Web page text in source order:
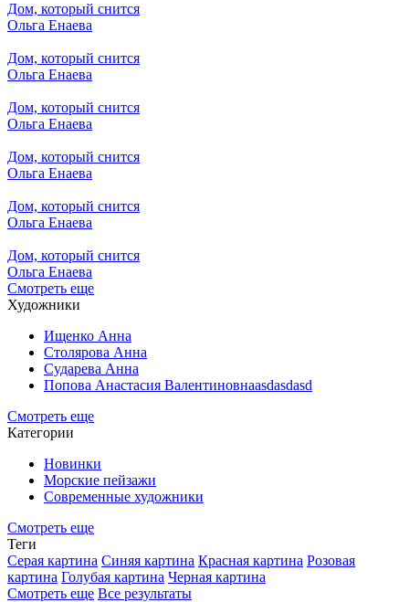
Дом, который снится
Ольга Енаева
Дом, который снится
Ольга Енаева
Дом, который снится
Ольга Енаева
Дом, который снится
Ольга Енаева
Дом, который снится
Ольга Енаева
Дом, который снится
Ольга Енаева
Смотреть еще
Художники
Ищенко Анна
Столярова Анна
Сударева Анна
Попова Анастасия Валентиновнаasdasdasd
Смотреть еще
Категории
Новинки
Морские пейзажи
Современные художники
Смотреть еще
Теги
Серая картина Синяя картина Красная картина Розовая
картина Голубая картина Черная картина
Смотреть еще Все результаты